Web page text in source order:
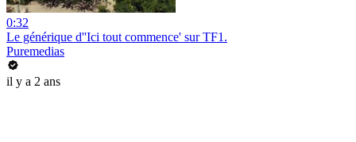
0:32
Le générique d''Ici tout commence' sur TF1.
Puremedias
il y a 2 ans